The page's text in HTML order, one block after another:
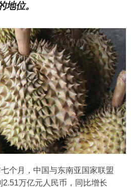
地位。
个月，中国与东南亚国家联盟
2.51万亿元人民币，同比增长